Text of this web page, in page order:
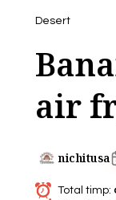
Desert
air
nichitusa
Total timp: